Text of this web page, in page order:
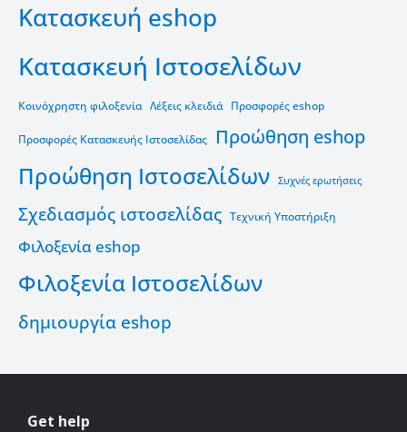
Κατασκευή eshop
Κατασκευή Ιστοσελίδων
Κοινόχρηστη φιλοξενία Λέξεις κλειδιά Προσφορές eshop
Προσφορές Κατασκευής Ιστοσελίδας Προώθηση eshop
Προώθηση Ιστοσελίδων Συχνές ερωτήσεις
Σχεδιασμός ιστοσελίδας Τεχνική Υποστήριξη
Φιλοξενία eshop
Φιλοξενία Ιστοσελίδων
δημιουργία eshop
Get help